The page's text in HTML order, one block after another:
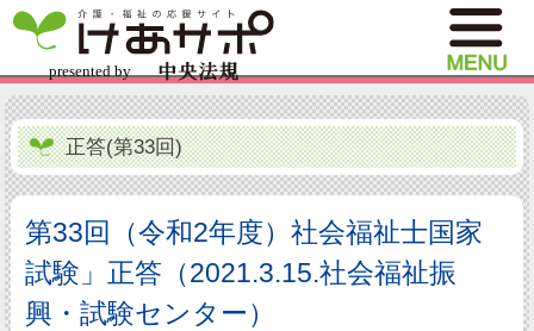
正答(第33回)
第33回（令和2年度）社会福祉士国家
試験」正答（2021.3.15.社会福祉振
興・試験センター）